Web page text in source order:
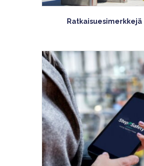
Ratkaisuesimerkkejä